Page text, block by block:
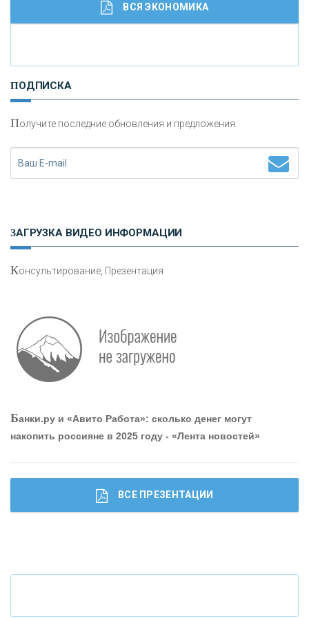
Работа мечты. Что банки делают для того, чтобы
привлечь и удержать персонал - «Интервью»
И
сохранения и увеличения капитала
Что будет с наличными деньгами при цифровом
ВСЯ ЭКОНОМИКА
ПОДПИСКА
Получите последние обновления и предложения.
ЗАГРУЗКА ВИДЕО ИНФОРМАЦИИ
Консультирование, Презентация
Банки.ру и «Авито Работа»: сколько денег могут
накопить россияне в 2025 году - «Лента новостей»
ВСЕ ПРЕЗЕНТАЦИИ